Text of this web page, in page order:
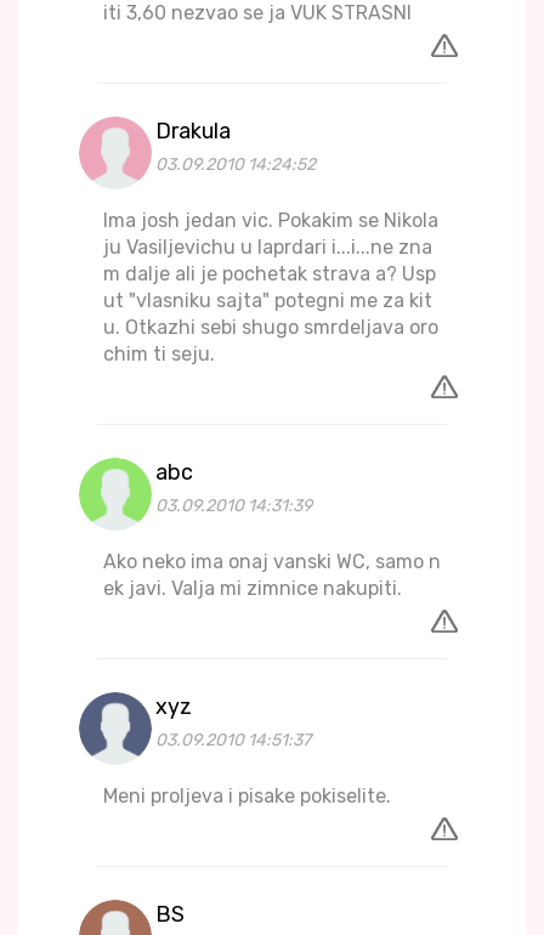
iti 3,60 nezvao se ja VUK STRASNI
Drakula
03.09.2010 14:24:52
Ima josh jedan vic. Pokakim se Nikola
ju Vasiljevichu u laprdari i...i...ne zna
m dalje ali je pochetak strava a? Usp
ut "vlasniku sajta" potegni me za kit
u. Otkazhi sebi shugo smrdeljava oro
chim ti seju.
abc
03.09.2010 14:31:39
Ako neko ima onaj vanski WC, samo n
ek javi. Valja mi zimnice nakupiti.
xyz
03.09.2010 14:51:37
Meni proljeva i pisake pokiselite.
BS